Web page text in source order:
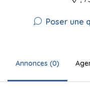
Poser une
Annonces (0)